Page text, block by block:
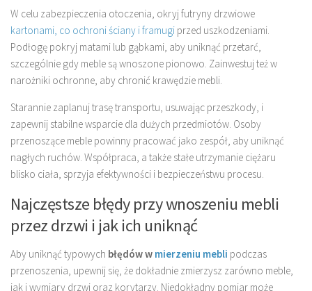
W celu zabezpieczenia otoczenia, okryj futryny drzwiowe
kartonami, co ochroni ściany i framugi przed uszkodzeniami.
Podłogę pokryj matami lub gąbkami, aby uniknąć przetarć,
szczególnie gdy meble są wnoszone pionowo. Zainwestuj też w
narożniki ochronne, aby chronić krawędzie mebli.
Starannie zaplanuj trasę transportu, usuwając przeszkody, i
zapewnij stabilne wsparcie dla dużych przedmiotów. Osoby
przenoszące meble powinny pracować jako zespół, aby uniknąć
nagłych ruchów. Współpraca, a także stałe utrzymanie ciężaru
blisko ciała, sprzyja efektywności i bezpieczeństwu procesu.
Najczęstsze błędy przy wnoszeniu mebli
przez drzwi i jak ich uniknąć
Aby uniknąć typowych błędów w mierzeniu mebli podczas
przenoszenia, upewnij się, że dokładnie zmierzysz zarówno meble,
jak i wymiary drzwi oraz korytarzy. Niedokładny pomiar może